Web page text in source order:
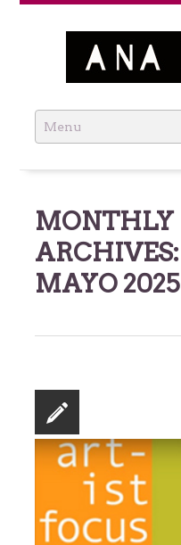
Skip
to
MONTHLY
ARCHIVES:
MAYO 2025